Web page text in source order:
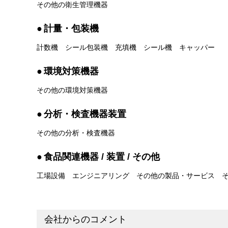
その他の衛生管理機器
計量・包装機
計数機 シール包装機 充填機 シール機 キャッパー
環境対策機器
その他の環境対策機器
分析・検査機器装置
その他の分析・検査機器
食品関連機器 / 装置 / その他
工場設備 エンジニアリング その他の製品・サービス
会社からのコメント